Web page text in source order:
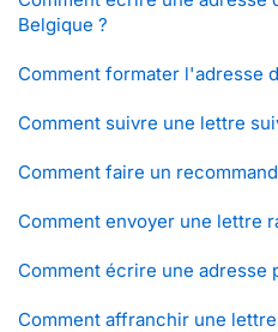
Belgique ?
Comment formater l'adresse
Comment suivre une lettre
Comment faire un
Comment envoyer une lettre
Comment écrire une adresse
Comment affranchir une lettre